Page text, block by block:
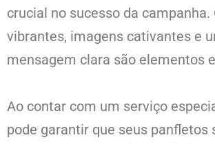
crucial no sucesso da campanha.
vibrantes, imagens cativantes e
mensagem clara são elementos
Ao contar com um serviço
pode garantir que seus panfletos